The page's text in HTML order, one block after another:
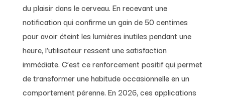
du plaisir dans le cerveau. En recevant une
notification qui confirme un gain de 50 centimes
pour avoir éteint les lumières inutiles pendant une
heure, l’utilisateur ressent une satisfaction
immédiate. C’est ce renforcement positif qui permet
de transformer une habitude occasionnelle en un
comportement pérenne. En 2026, ces applications